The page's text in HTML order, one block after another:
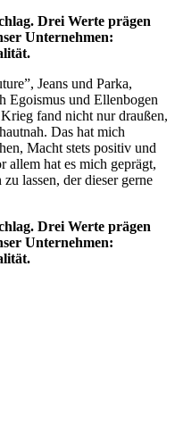
Drei Werte prägen
Unternehmen:
Jeans und Parka,
Egoismus und Ellenbogen
fand nicht nur draußen,
Das hat mich
Macht stets positiv und
allem hat es mich geprägt,
lassen, der dieser gerne
Drei Werte prägen
Unternehmen: